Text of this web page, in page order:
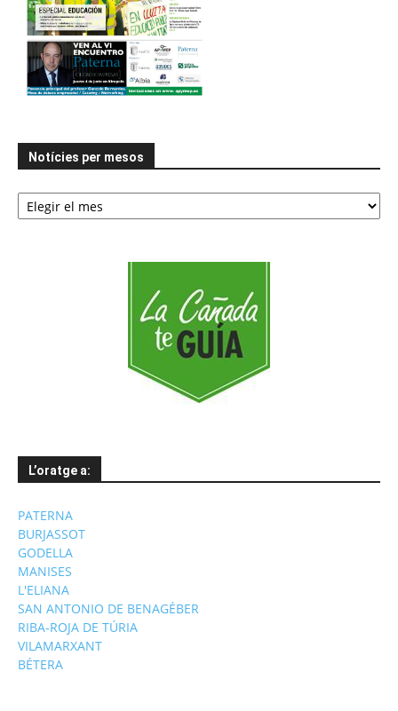
Notícies per mesos
Notícies
per
L’oratge a:
PATERNA
BURJASSOT
GODELLA
MANISES
L'ELIANA
SAN ANTONIO DE BENAGÉBER
RIBA-ROJA DE TÚRIA
VILAMARXANT
BÉTERA